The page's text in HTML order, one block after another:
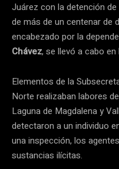
Juárez con la detención
de más de un centenar de
encabezado por la
Chávez, se llevó a cabo
Elementos de la
Norte realizaban labores
Laguna de Magdalena y
detectaron a un individuo
una inspección, los
sustancias ilícitas.